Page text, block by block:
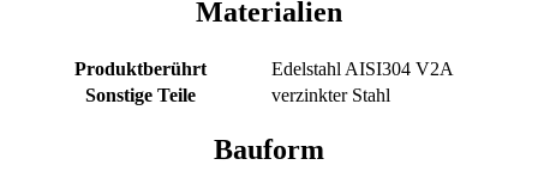
Materialien
Produktberührt
Edelstahl AISI304 V2A
Sonstige Teile
verzinkter Stahl
Bauform